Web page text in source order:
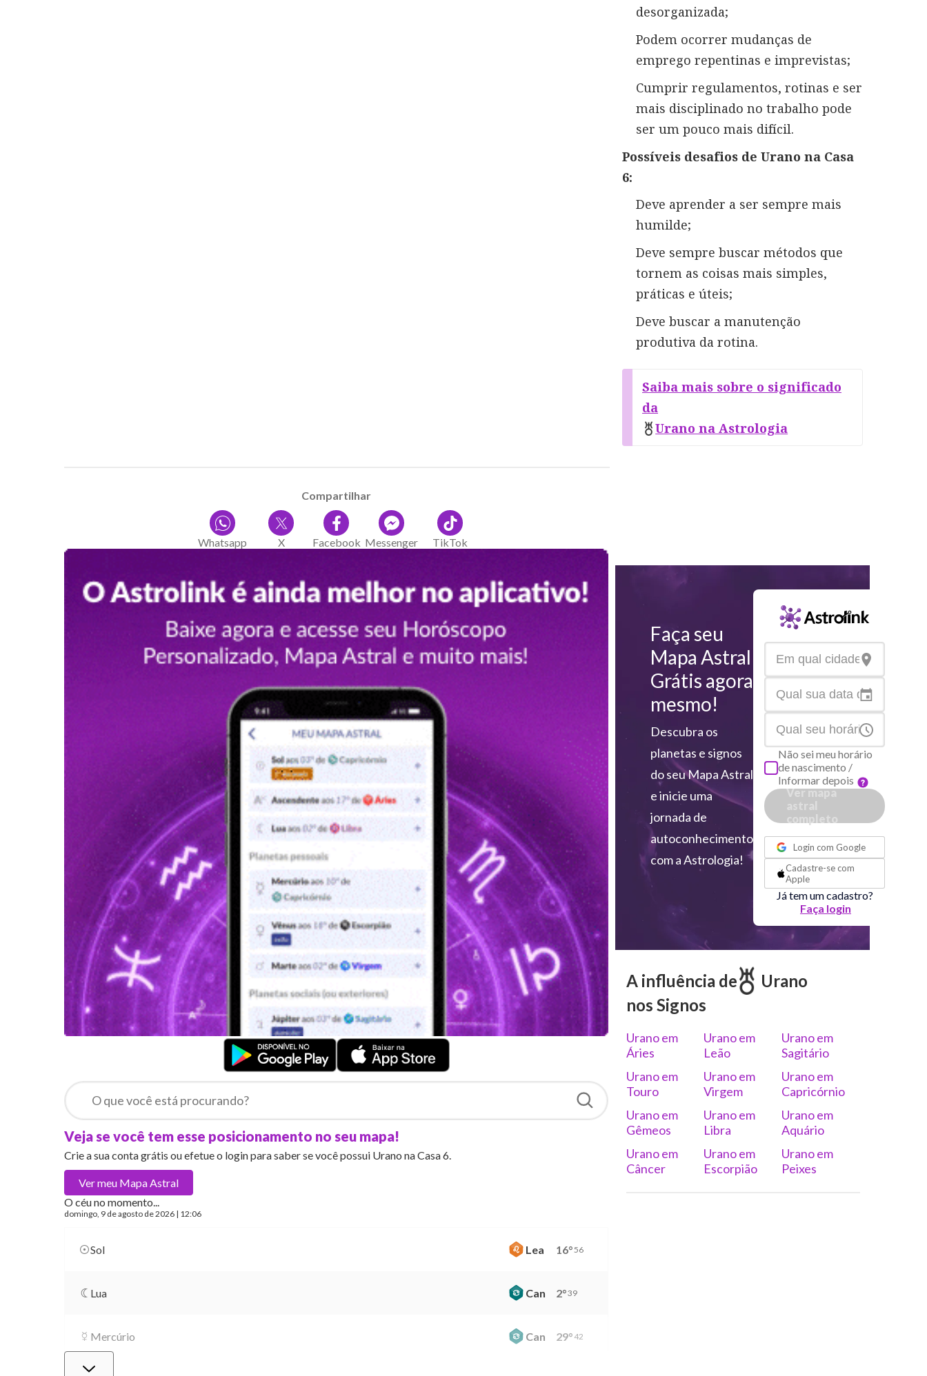
desorganizada;
Podem ocorrer mudanças de
emprego repentinas e imprevistas;
Cumprir regulamentos, rotinas e ser
mais disciplinado no trabalho pode
ser um pouco mais difícil.
Possíveis desafios de Urano na Casa
6:
Deve aprender a ser sempre mais
humilde;
Deve sempre buscar métodos que
tornem as coisas mais simples,
práticas e úteis;
Deve buscar a manutenção
produtiva da rotina.
Saiba mais sobre o significado
da
Urano na Astrologia
Compartilhar
Whatsapp X Facebook Messenger TikTok
Veja se você tem esse posicionamento no seu mapa!
Crie a sua conta grátis ou efetue o login para saber se você possui Urano na Casa 6.
Ver meu Mapa Astral
O céu no momento...
domingo , 9 de agosto de 2026 | 12:06
Sol Lea 16° 56
Lua Can 2°39
Mercúrio Can 29° 42
A influência de
Urano
nos Signos
Urano em
Áries
Urano em
Touro
Urano em
Gêmeos
Urano em
Câncer
Urano em
Leão
Urano em
Virgem
Urano em
Libra
Urano em
Escorpião
Urano em
Sagitário
Urano em
Capricórnio
Urano em
Aquário
Urano em
Peixes
Faça seu
Mapa Astral
Grátis agora
mesmo!
Descubra os
planetas e signos
do seu Mapa Astral
e inicie uma
jornada de
autoconhecimento
com a Astrologia!
Não sei meu horário
de nascimento /
Informar depois
Ver mapa
Login com Google
Cadastre-se com
Apple
Já tem um cadastro?
Faça login